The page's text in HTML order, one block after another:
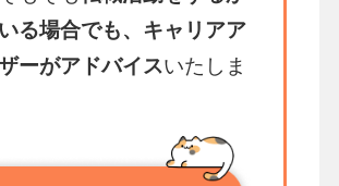
る場合でも、キャリアア
ーがアドバイスいたしま